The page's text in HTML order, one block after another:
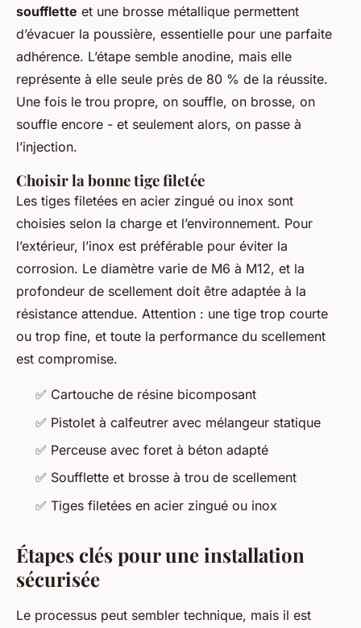
soufflette et une brosse métallique permettent
d’évacuer la poussière, essentielle pour une parfaite
adhérence. L’étape semble anodine, mais elle
représente à elle seule près de 80 % de la réussite.
Une fois le trou propre, on souffle, on brosse, on
souffle encore - et seulement alors, on passe à
l’injection.
Choisir la bonne tige filetée
Les tiges filetées en acier zingué ou inox sont
choisies selon la charge et l’environnement. Pour
l’extérieur, l’inox est préférable pour éviter la
corrosion. Le diamètre varie de M6 à M12, et la
profondeur de scellement doit être adaptée à la
résistance attendue. Attention : une tige trop courte
ou trop fine, et toute la performance du scellement
est compromise.
✅ Cartouche de résine bicomposant
✅ Pistolet à calfeutrer avec mélangeur statique
✅ Perceuse avec foret à béton adapté
✅ Soufflette et brosse à trou de scellement
✅ Tiges filetées en acier zingué ou inox
Étapes clés pour une installation
sécurisée
Le processus peut sembler technique, mais il est